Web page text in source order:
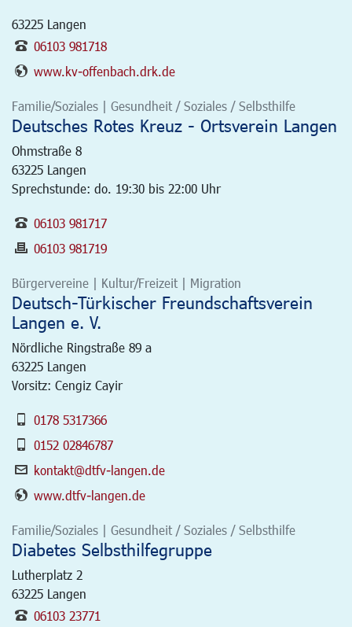
63225 Langen
06103 981718
www.kv-offenbach.drk.de
Familie/Soziales | Gesundheit / Soziales / Selbsthilfe
Deutsches Rotes Kreuz - Ortsverein Langen
Ohmstraße 8
63225 Langen
Sprechstunde: do. 19:30 bis 22:00 Uhr
06103 981717
06103 981719
Bürgervereine | Kultur/Freizeit | Migration
Deutsch-Türkischer Freundschaftsverein
Langen e. V.
Nördliche Ringstraße 89 a
63225 Langen
Vorsitz: Cengiz Cayir
0178 5317366
0152 02846787
kontakt@dtfv-langen.de
www.dtfv-langen.de
Familie/Soziales | Gesundheit / Soziales / Selbsthilfe
Diabetes Selbsthilfegruppe
Lutherplatz 2
63225 Langen
06103 23771